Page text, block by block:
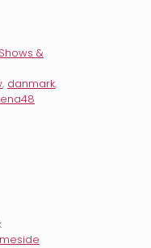
&
, danmark,